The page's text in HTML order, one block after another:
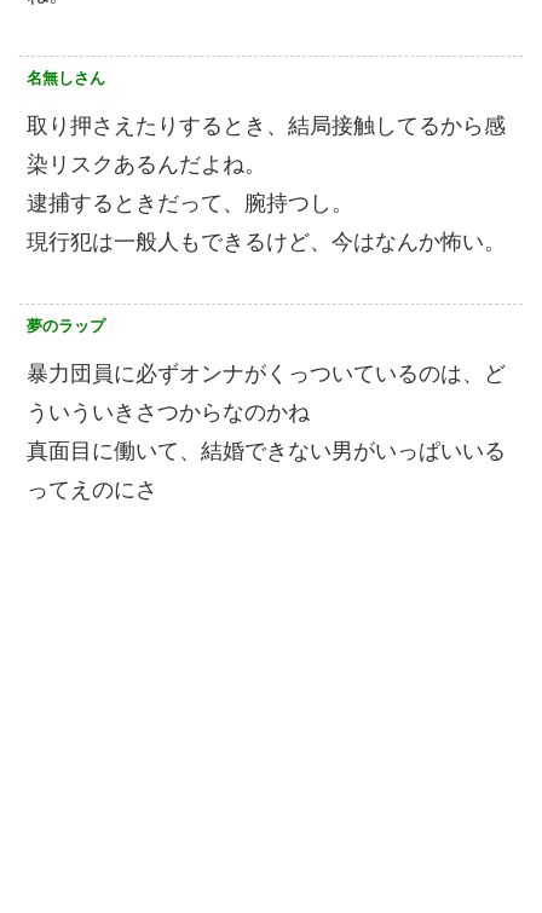
名無しさん
取り押さえたりするとき、結局接触してるから感
染リスクあるんだよね。
逮捕するときだって、腕持つし。
現行犯は一般人もできるけど、今はなんか怖い。
夢のラップ
暴力団員に必ずオンナがくっついているのは、ど
ういういきさつからなのかね
真面目に働いて、結婚できない男がいっぱいいる
ってえのにさ